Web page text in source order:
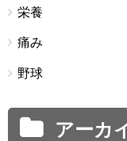
栄養
痛み
野球
アーカ